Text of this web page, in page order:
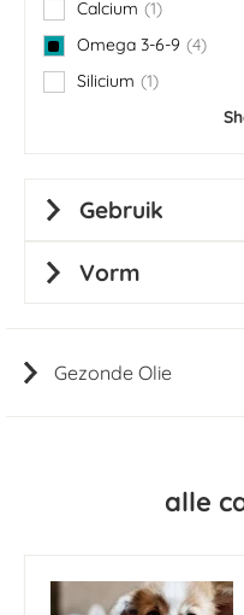
alle
Gezonde Olie
Calcium
1
item
Omega 3-6-9
4
items
Silicium
1
item
Gebruik
Vorm